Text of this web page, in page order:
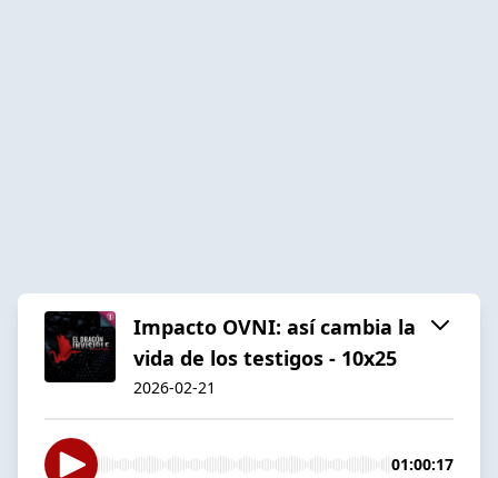
Impacto OVNI: así cambia la
vida de los testigos - 10x25
2026-02-21
01:00:17